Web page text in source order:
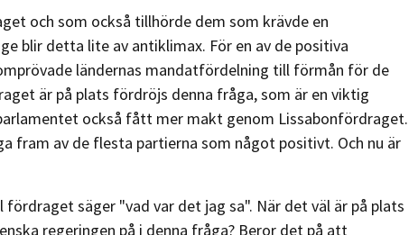
och som också tillhörde dem som krävde en
blir detta lite av antiklimax. För en av de positiva
ländernas mandatfördelning till förmån för de
är på plats fördröjs denna fråga, som är en viktig
också fått mer makt genom Lissabonfördraget.
fram av de flesta partierna som något positivt. Och nu är
säger "vad var det jag sa". När det väl är på plats
regeringen på i denna fråga? Beror det på att